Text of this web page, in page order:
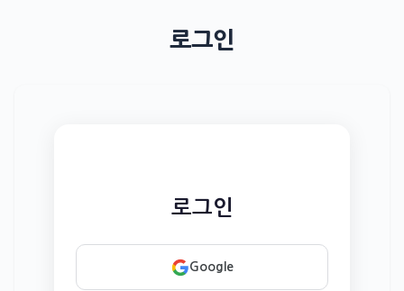
로그인
로그인
Google